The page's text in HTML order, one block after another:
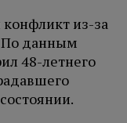
из-за
По данным
48-летнего